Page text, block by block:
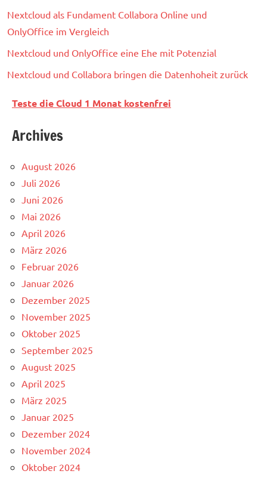
Nextcloud als Fundament Collabora Online und
OnlyOffice im Vergleich
Nextcloud und OnlyOffice eine Ehe mit Potenzial
Nextcloud und Collabora bringen die Datenhoheit zurück
Teste die Cloud 1 Monat kostenfrei
Archives
August 2026
Juli 2026
Juni 2026
Mai 2026
April 2026
März 2026
Februar 2026
Januar 2026
Dezember 2025
November 2025
Oktober 2025
September 2025
August 2025
April 2025
März 2025
Januar 2025
Dezember 2024
November 2024
Oktober 2024